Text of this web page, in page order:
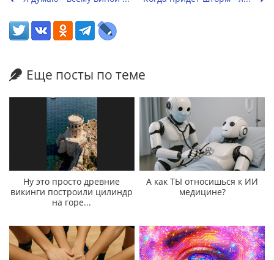
Еще посты по теме
Ну это просто древние
викинги построили цилиндр
на горе...
А как ТЫ относишься к ИИ
медицине?